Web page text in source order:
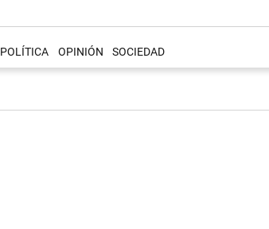
POLÍTICA OPINIÓN SOCIEDAD